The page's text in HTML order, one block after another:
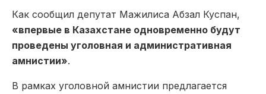
Как сообщил депутат Мажилиса Абзал Куспан,
«впервые в Казахстане одновременно будут
проведены уголовная и административная
амнистии».
В рамках уголовной амнистии предлагается